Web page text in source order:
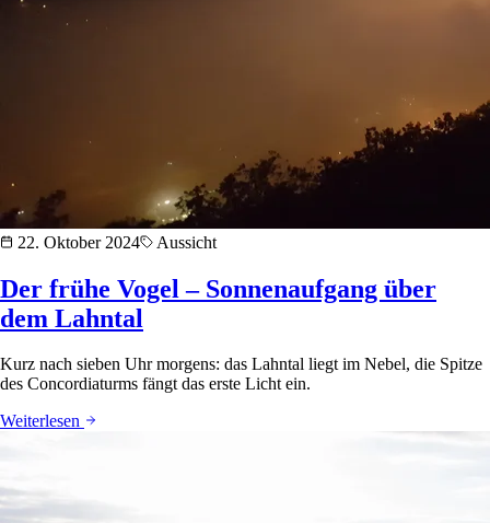
22. Oktober 2024 Aussicht
Der frühe Vogel – Sonnenaufgang über
dem Lahntal
Kurz nach sieben Uhr morgens: das Lahntal liegt im Nebel, die Spitze
des Concordiaturms fängt das erste Licht ein.
Weiterlesen